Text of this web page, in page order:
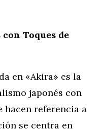
Toques de
en «Akira» es la
japonés con
hacen referencia a
se centra en